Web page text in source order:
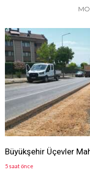
Büyükşehir Üçevler
5 saat önce